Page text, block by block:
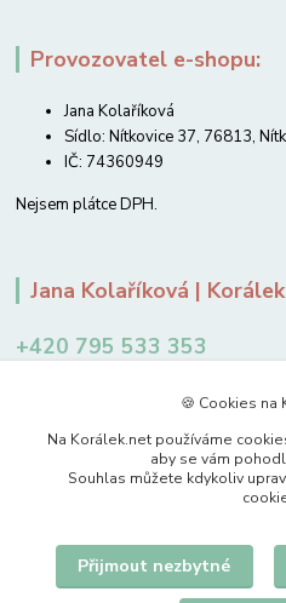
Provozovatel e-shopu:
Jana Kolaříková
Sídlo: Nítkovice 37, 76813,
IČ: 74360949
Nejsem plátce DPH.
Jana Kolaříková |
+420 795 533 353
Upravit
🍪 Cookies na
Na Korálek.net používáme
aby se vám
Souhlas můžete kdykoliv
Přijmout nezbytné